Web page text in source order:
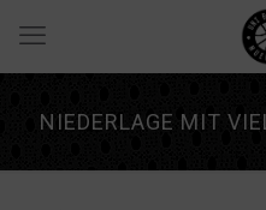
NIEDERLAGE MIT